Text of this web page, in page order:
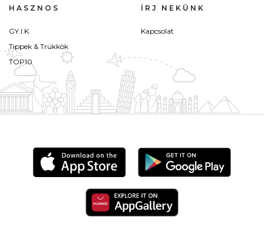
HASZNOS
GY.I.K.
Tippek & Trükkök
TOP10
ÍRJ NEKÜNK
Kapcsolat